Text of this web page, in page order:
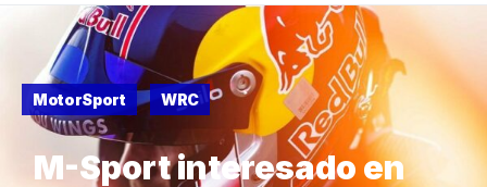
MotorSport WRC
M-Sport interesado en